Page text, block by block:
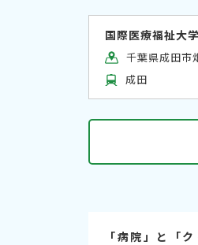
国際医療福祉大
千葉県成田市
成田
「病院」と「